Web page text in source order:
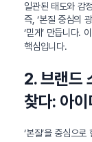
일관된 태도와 감
즉, ‘본질 중심의
‘믿게’ 만듭니다.
핵심입니다.
2. 브랜드
찾다: 아이
‘본질’을 중심으